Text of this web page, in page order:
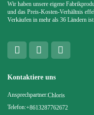
Wir haben unsere eigene
und das Preis-Kosten-Verhältnis
Verkäufen in mehr als 36 Ländern
Kontaktiere uns
Ansprechpartner:Chloris
Telefon:+8613287762672